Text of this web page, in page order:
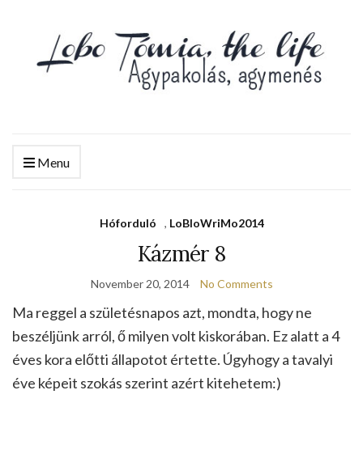
Menu
Hóforduló , LoBloWriMo2014
Kázmér 8
November 20, 2014 No Comments
Ma reggel a születésnapos azt, mondta, hogy ne
beszéljünk arról, ő milyen volt kiskorában. Ez alatt a 4
éves kora előtti állapotot értette. Úgyhogy a tavalyi
éve képeit szokás szerint azért kitehetem:)